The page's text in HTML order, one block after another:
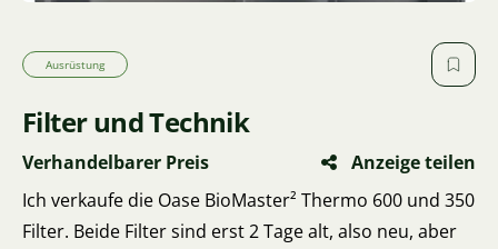
Ausrüstung
Filter und Technik
Verhandelbarer Preis
Anzeige teilen
Ich verkaufe die Oase BioMaster² Thermo 600 und 350
Filter. Beide Filter sind erst 2 Tage alt, also neu, aber